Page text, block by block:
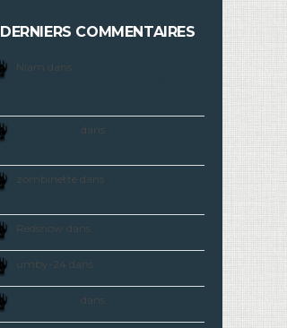
DERNIERS COMMENTAIRES
Niam dans
dans
zombinette dans
Redsnow dans
umby-24 dans
dans